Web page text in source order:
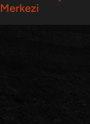
Merkezi